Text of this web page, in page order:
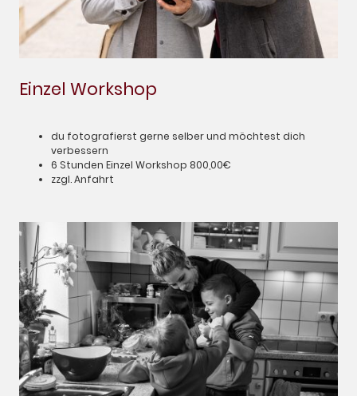
Einzel Workshop
du fotografierst gerne selber und möchtest dich
verbessern
6 Stunden Einzel Workshop 800,00€
zzgl. Anfahrt